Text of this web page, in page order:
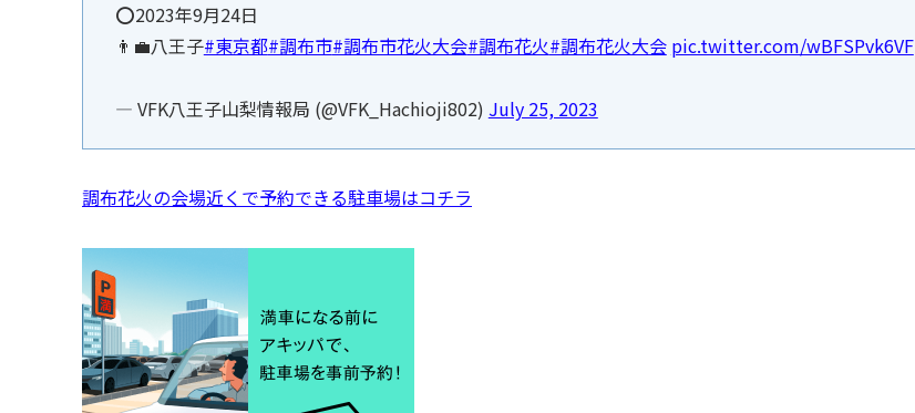
⭕️2023年9月24日
👨‍💼八王子#東京都#調布市#調布市花火大会#調布花火#調布花火大会 pic.twitter.com/wBFSPvk6VF
— VFK八王子山梨情報局 (@VFK_Hachioji802) July 25, 2023
調布花火の会場近くで予約できる駐車場はコチラ